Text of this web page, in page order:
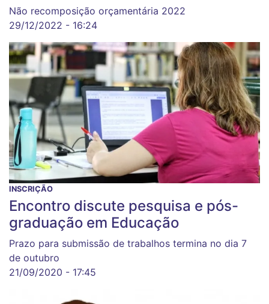
Não recomposição orçamentária 2022
29/12/2022 - 16:24
INSCRIÇÃO
Encontro discute pesquisa e pós-
graduação em Educação
Prazo para submissão de trabalhos termina no dia 7
de outubro
21/09/2020 - 17:45